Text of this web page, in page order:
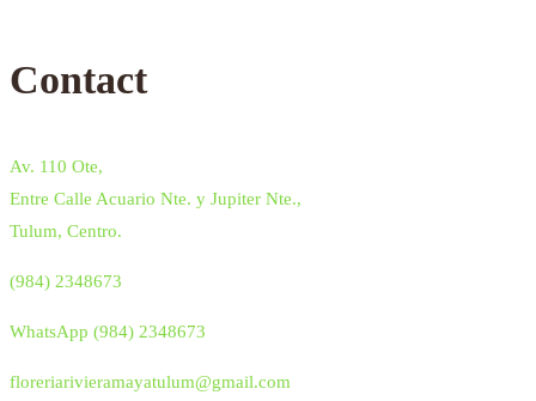
Contact
Av. 110 Ote,
Entre Calle Acuario Nte. y Jupiter Nte.,
Tulum, Centro.
(984) 2348673
WhatsApp (984) 2348673
floreriarivieramayatulum@gmail.com